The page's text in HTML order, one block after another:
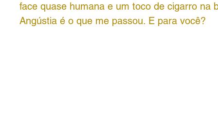
face quase humana e um toco de cigarro na
Angústia é o que me passou. E para você?